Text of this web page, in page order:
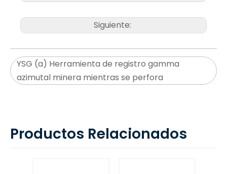
Siguiente:
YSG (a) Herramienta de registro gamma
azimutal minera mientras se perfora
Productos Relacionados